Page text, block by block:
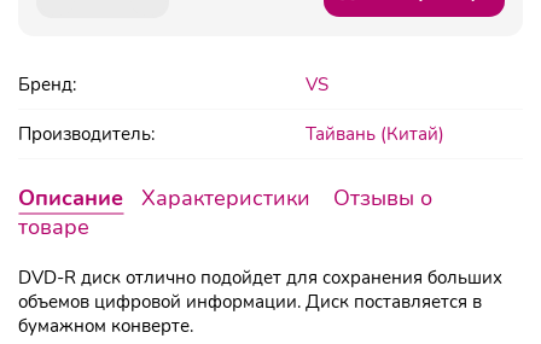
Бренд: VS
Производитель: Тайвань (Китай)
Описание Характеристики
Отзывы о
товаре
DVD-R диск отлично подойдет для сохранения больших
объемов цифровой информации. Диск поставляется в
бумажном конверте.